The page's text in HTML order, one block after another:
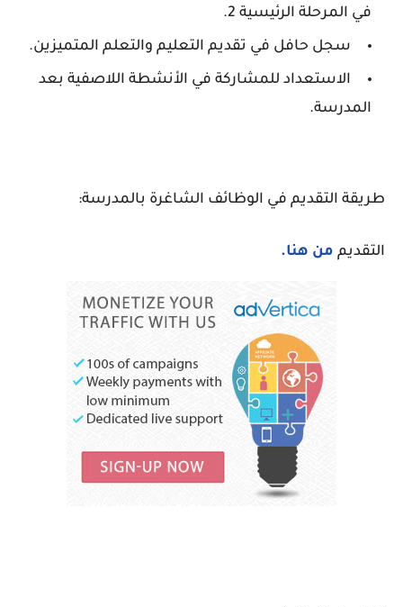
في المرحلة الرئيسية 2.
سجل حافل في تقديم التعليم والتعلم المتميزين.
الاستعداد للمشاركة في الأنشطة اللاصفية بعد
المدرسة.
طريقة التقديم في الوظائف الشاغرة بالمدرسة:
التقديم من هنا.